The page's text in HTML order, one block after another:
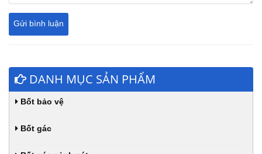
DANH MỤC SẢN PHẨM
Bốt bảo vệ
Bốt gác